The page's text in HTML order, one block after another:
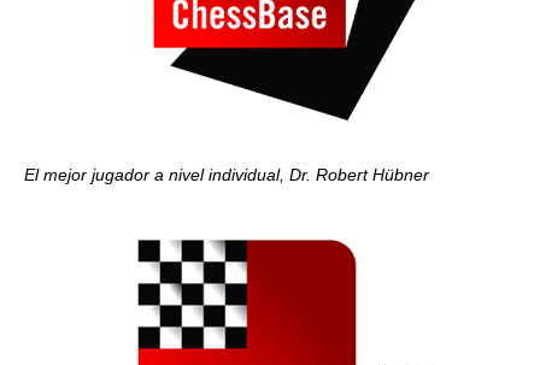
El mejor jugador a nivel individual, Dr. Robert Hübner